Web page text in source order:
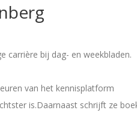
carrière bij dag- en weekbladen.
van het kennisplatform
is.Daarnaast schrijft ze